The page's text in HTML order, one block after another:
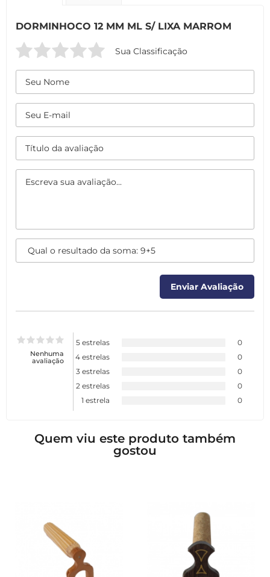
DORMINHOCO 12 MM ML S/ LIXA MARROM
Sua Classificação
Nenhuma
avaliação
5 estrelas
0
4 estrelas
0
3 estrelas
0
2 estrelas
0
1 estrela
0
Quem viu este produto também
gostou